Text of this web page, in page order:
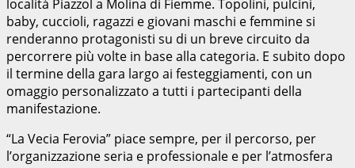
località Piazzol a Molina di Fiemme. Topolini, pulcini,
baby, cuccioli, ragazzi e giovani maschi e femmine si
renderanno protagonisti su di un breve circuito da
percorrere più volte in base alla categoria. E subito dopo
il termine della gara largo ai festeggiamenti, con un
omaggio personalizzato a tutti i partecipanti della
manifestazione.
“La Vecia Ferovia” piace sempre, per il percorso, per
l’organizzazione seria e professionale e per l’atmosfera